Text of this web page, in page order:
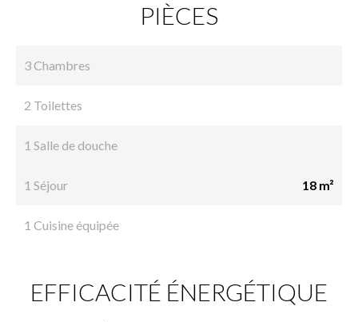
PIÈCES
3 Chambres
2 Toilettes
1 Salle de douche
1 Séjour 18 m²
1 Cuisine équipée
EFFICACITÉ ÉNERGÉTIQUE